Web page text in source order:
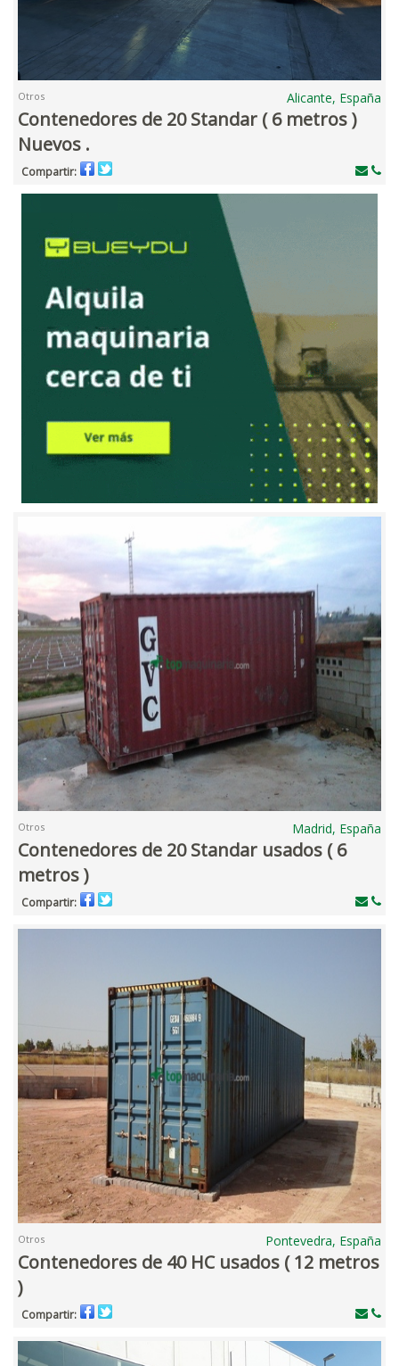
Otros Alicante, España
Contenedores de 20 Standar ( 6 metros )
Nuevos .
Compartir:
Otros Madrid, España
Contenedores de 20 Standar usados ( 6
metros )
Compartir:
Otros Pontevedra, España
Contenedores de 40 HC usados ( 12 metros
)
Compartir: